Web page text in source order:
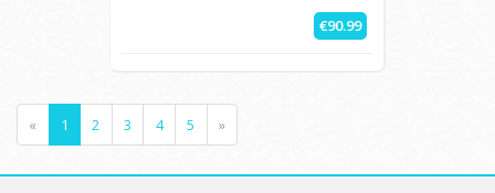
€90.99
« 1 2 3 4 5 »